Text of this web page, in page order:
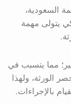
السعودية،
يتولى مهمة
مما يتسبب في
الورثة، ولهذا
بالإجراءات.